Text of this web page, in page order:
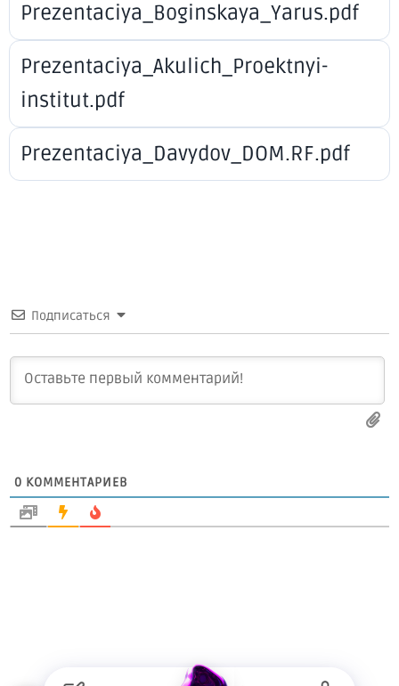
Prezentaciya_Boginskaya_Yarus.pdf
Prezentaciya_Akulich_Proektnyi-
institut.pdf
Prezentaciya_Davydov_DOM.RF.pdf
Подписаться
0 КОММЕНТАРИЕВ